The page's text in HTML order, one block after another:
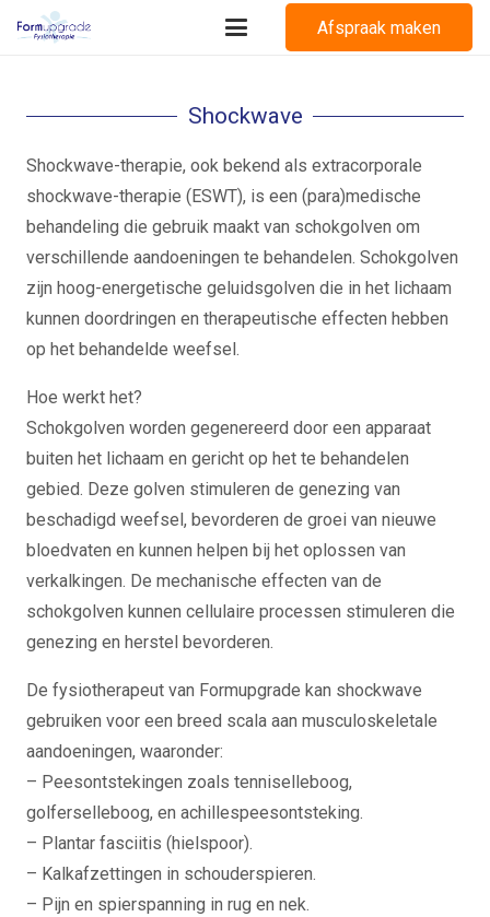
Afspraak maken
Shockwave
Shockwave-therapie, ook bekend als extracorporale
shockwave-therapie (ESWT), is een (para)medische
behandeling die gebruik maakt van schokgolven om
verschillende aandoeningen te behandelen. Schokgolven
zijn hoog-energetische geluidsgolven die in het lichaam
kunnen doordringen en therapeutische effecten hebben
op het behandelde weefsel.
Hoe werkt het?
Schokgolven worden gegenereerd door een apparaat
buiten het lichaam en gericht op het te behandelen
gebied. Deze golven stimuleren de genezing van
beschadigd weefsel, bevorderen de groei van nieuwe
bloedvaten en kunnen helpen bij het oplossen van
verkalkingen. De mechanische effecten van de
schokgolven kunnen cellulaire processen stimuleren die
genezing en herstel bevorderen.
De fysiotherapeut van Formupgrade kan shockwave
gebruiken voor een breed scala aan musculoskeletale
aandoeningen, waaronder:
– Peesontstekingen zoals tenniselleboog,
golferselleboog, en achillespeesontsteking.
– Plantar fasciitis (hielspoor).
– Kalkafzettingen in schouderspieren.
– Pijn en spierspanning in rug en nek.